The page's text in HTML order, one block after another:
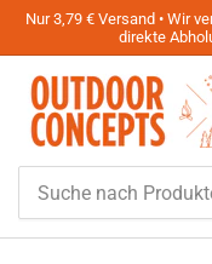
Nur 3,79 € Versand • Wir
direkte
nach
Produkten